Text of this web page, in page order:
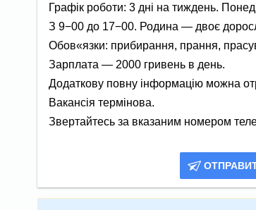
Графік роботи: 3 дні на тиждень.
З 9−00 до 17−00. Родина — двоє
Обов«язки: прибирання, прання,
Зарплата — 2000 гривень в день.
Додаткову повну інформацію можна
Вакансія термінова.
Звертайтесь за вказаним номером